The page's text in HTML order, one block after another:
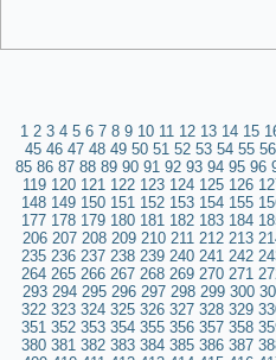
1 2 3 4 5 6 7 8 9 10 11 12 13 14 15
45 46 47 48 49 50 51 52 53 54 55 56
85 86 87 88 89 90 91 92 93 94 95 96
119 120 121 122 123 124 125 126
148 149 150 151 152 153 154 155
177 178 179 180 181 182 183 184
206 207 208 209 210 211 212 213
235 236 237 238 239 240 241 242
264 265 266 267 268 269 270 271
293 294 295 296 297 298 299 300
322 323 324 325 326 327 328 329
351 352 353 354 355 356 357 358
380 381 382 383 384 385 386 387